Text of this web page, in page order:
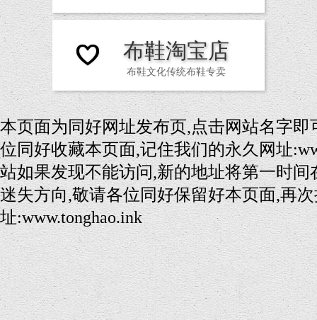
O 布鞋淘宝店
布鞋文化传统布鞋专卖
本页面为同好网址发布页,点击网站名字
位同好收藏本页面,记住我们的永久网址
站如果发现不能访问,新的地址将第一时间
迷失方向,敬请各位同好保留好本页面,再
址:www.tonghao.ink